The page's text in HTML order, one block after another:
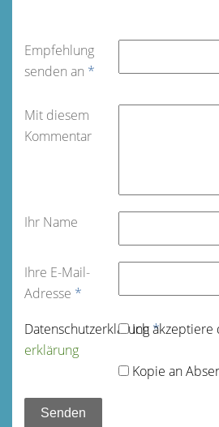
Empfehlung
senden an *
Mit diesem
Kommentar
Ihr Name
Ihre E-Mail-
Adresse *
Datenschutz­erklärung*
Ich akzeptiere
erklärung
Kopie an